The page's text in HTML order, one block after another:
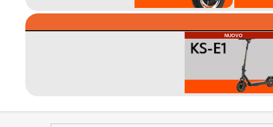
NUOVO